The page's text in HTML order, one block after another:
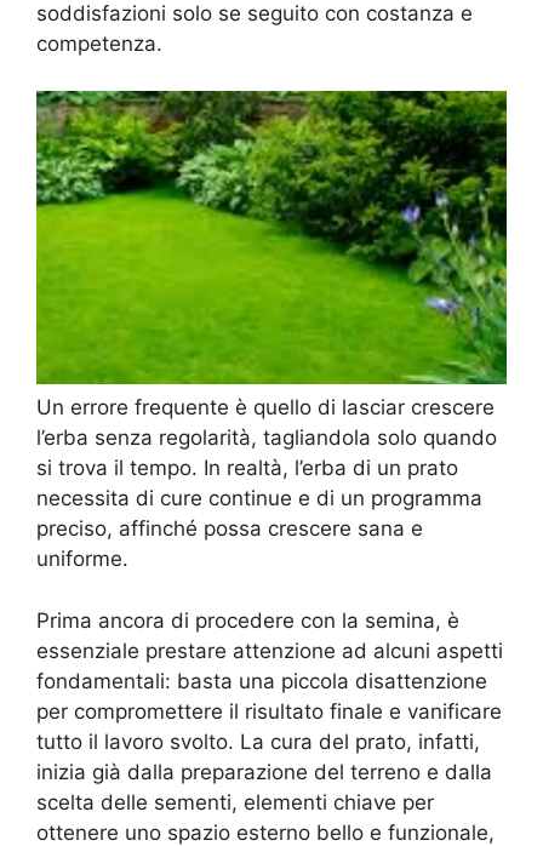
soddisfazioni solo se seguito con costanza e
competenza.
Un errore frequente è quello di lasciar crescere
l’erba senza regolarità, tagliandola solo quando
si trova il tempo. In realtà, l’erba di un prato
necessita di cure continue e di un programma
preciso, affinché possa crescere sana e
uniforme.
Prima ancora di procedere con la semina, è
essenziale prestare attenzione ad alcuni aspetti
fondamentali: basta una piccola disattenzione
per compromettere il risultato finale e vanificare
tutto il lavoro svolto. La cura del prato, infatti,
inizia già dalla preparazione del terreno e dalla
scelta delle sementi, elementi chiave per
ottenere uno spazio esterno bello e funzionale,